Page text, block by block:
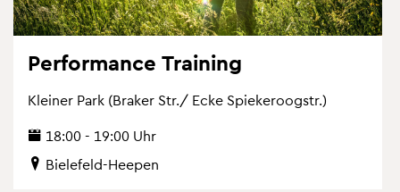
Per­for­mance Trai­ning
Klei­ner Park (Bra­ker Str./ Ecke Spie­ker­oogstr.)
18:00 - 19:00 Uhr
Bie­le­feld-Hee­pen